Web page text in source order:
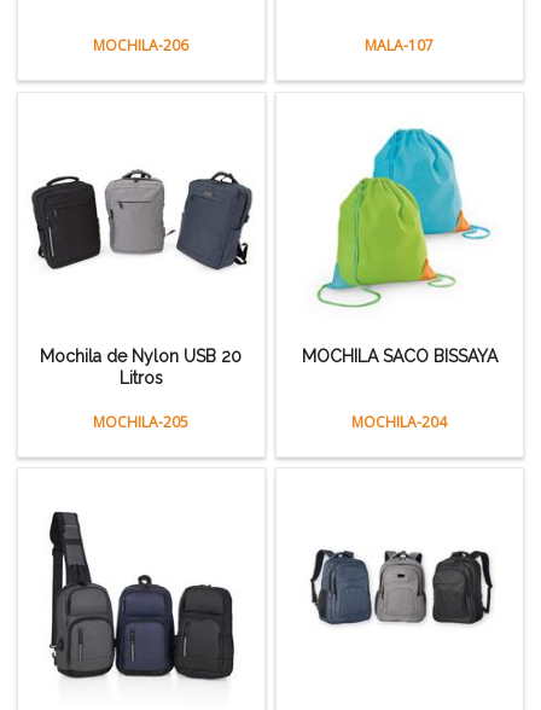
MOCHILA-206 MALA-107
Mochila de Nylon USB 20
Litros
MOCHILA-205
MOCHILA SACO BISSAYA
MOCHILA-204